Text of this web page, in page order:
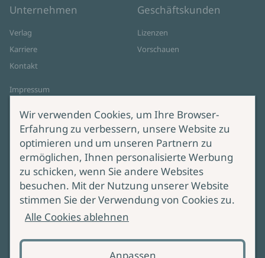
Unternehmen
Verlag
Karriere
Kontakt
Impressum
Cookie-Einstellungen
AGB Online Shop
Geschäftskunden
Lizenzen
Vorschauen
Service
Lieferung & Versand
Produktsicherheit
Bei Fragen zur Produktsicherheit
wenden Sie sich bitte an
Wir verwenden Cookies, um Ihre Browser-
Erfahrung zu verbessern, unsere Website zu
optimieren und um unseren Partnern zu
ermöglichen, Ihnen personalisierte Werbung
zu schicken, wenn Sie andere Websites
besuchen. Mit der Nutzung unserer Website
stimmen Sie der Verwendung von Cookies zu.
Alle Cookies ablehnen